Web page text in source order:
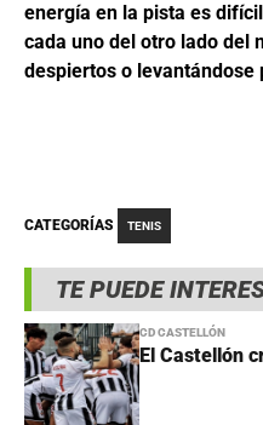
TE PUEDE
CD CASTELLÓN
El Castellón
energía en la pista es
cada uno del otro lado del
despiertos o
CATEGORÍAS TENIS